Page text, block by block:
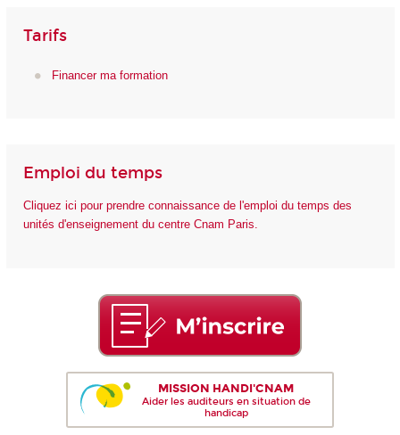
Tarifs
Financer ma formation
Emploi du temps
Cliquez ici pour prendre connaissance de l'emploi du temps des
unités d'enseignement du centre Cnam Paris.
MISSION HANDI'CNAM
Aider les auditeurs en situation de
handicap